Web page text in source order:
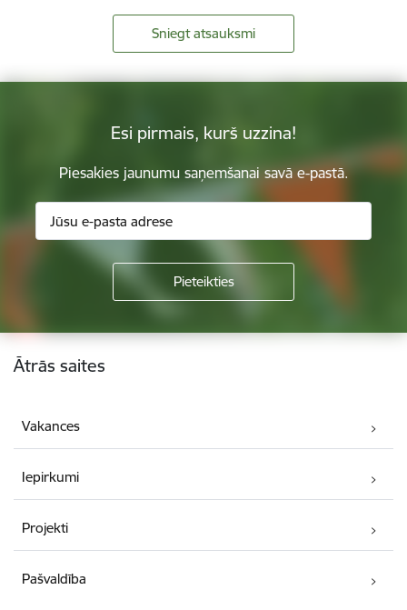
Sniegt atsauksmi
Esi pirmais, kurš uzzina!
Piesakies jaunumu saņemšanai savā e-pastā.
Kājene
Ātrās saites
Vakances
Iepirkumi
Projekti
Pašvaldība